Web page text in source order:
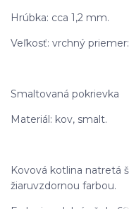
Hrúbka: cca 1,2 mm.
Veľkosť: vrchný
Smaltovaná pokrievka
Materiál: kov, smalt.
Kovová kotlina natretá
žiaruvzdornou farbou.